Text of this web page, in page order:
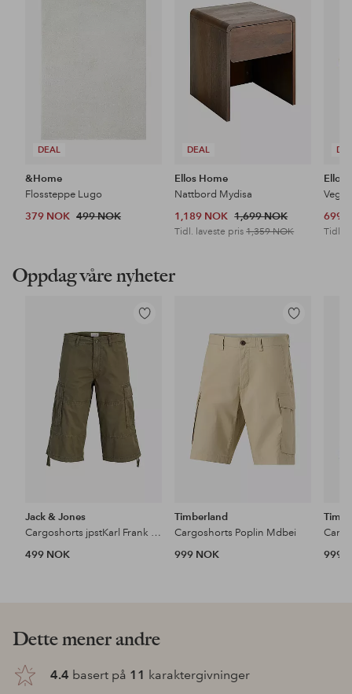
DEAL
&Home
Flossteppe Lugo
379 NOK 499 NOK
DEAL
favoritter
Ellos Home
Nattbord Mydisa
1,189 NOK 1,699 NOK
Tidl. laveste pris1,359 NOK
Ellos
699
Tidl.
Oppdag våre nyheter
Legg
Jack & Jones
Cargoshorts jpstKarl Frank Cargo
499 NOK
Legg
til
favoritter
Timberland
Cargoshorts Poplin Mdbei
999 NOK
999
Dette mener andre
4.4 basert på 11 karaktergivninger